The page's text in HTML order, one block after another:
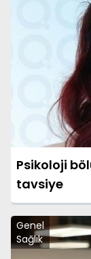
Psikoloji
tavsiye
Genel
Sağlık